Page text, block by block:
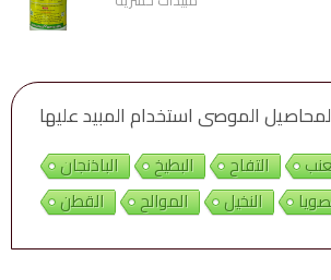
الموصى استخدام المبيد عليها
الباذنجان البطيخ التفاح
القطن
الموالح النخيل